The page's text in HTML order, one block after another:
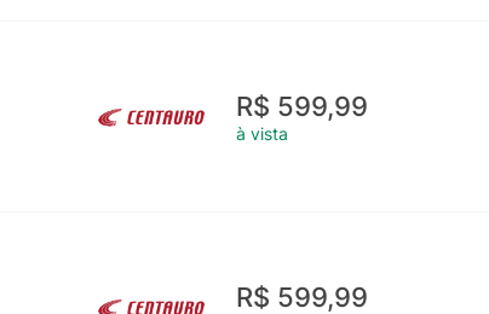
R$ 599,99
à vista
R$ 599,99